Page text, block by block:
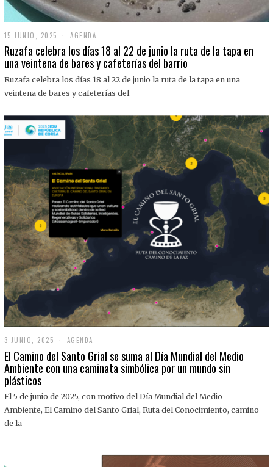
15 JUNIO, 2025
J
U
I
O
0
2
5
AGENDA
Ruzafa celebra los días 18 al 22 de junio la ruta de la tapa en
una veintena de bares y cafeterías del barrio
Ruzafa celebra los días 18 al 22 de junio la ruta de la tapa en una
veintena de bares y cafeterías del
3 JUNIO, 2025
J
U
N
,
0
AGENDA
El Camino del Santo Grial se suma al Día Mundial del Medio
Ambiente con una caminata simbólica por un mundo sin
plásticos
El 5 de junio de 2025, con motivo del Día Mundial del Medio
Ambiente, El Camino del Santo Grial, Ruta del Conocimiento, camino
de la